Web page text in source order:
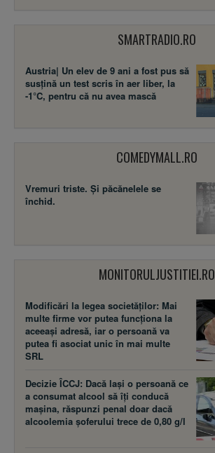
SMARTRADIO.RO
Austria| Un elev de 9 ani a fost pus să
susţină un test scris în aer liber, la
-1°C, pentru că nu avea mască
COMEDYMALL.RO
Vremuri triste. Şi păcănelele se
închid.
MONITORULJUSTITIEI.RO
Modificări la legea societăţilor: Mai
multe firme vor putea funcţiona la
aceeaşi adresă, iar o persoană va
putea fi asociat unic în mai multe
SRL
Decizie ÎCCJ: Dacă laşi o persoană ce
a consumat alcool să îţi conducă
maşina, răspunzi penal doar dacă
alcoolemia şoferului trece de 0,80 g/l